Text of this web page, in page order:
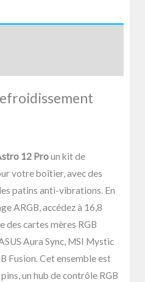
12 Proun kit de
votre boîtier, avec des
patins anti-vibrations. En
ARGB, accédez à 16,8
des cartes mères RGB
Aura Sync, MSI Mystic
Fusion. Cet ensemble est
un hub de contrôle RGB